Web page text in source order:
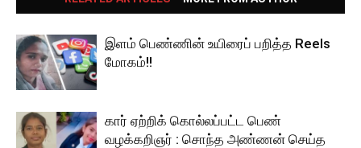
இளம் பெண்ணின் உயிரைப் பறித்த Reels
மோகம்!!
கார் ஏற்றிக் கொல்லப்பட்ட பெண்
வழக்கறிஞர் : சொந்த அண்ணன் செய்த